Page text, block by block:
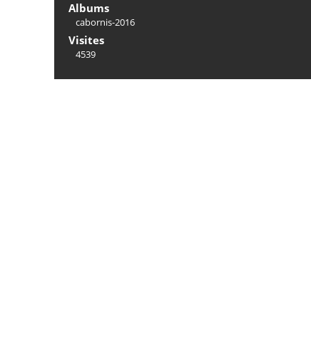
Albums
cabornis-2016
Visites
4539